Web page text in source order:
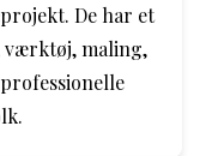
De har et
værktøj, maling,